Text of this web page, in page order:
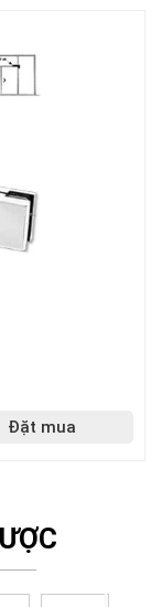
Đặt mua